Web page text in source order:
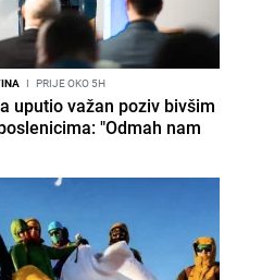
I PRIJE OKO 5H
uputio važan poziv bivšim
"Odmah nam